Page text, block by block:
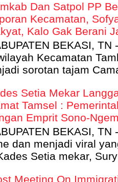
Dan Satpol PP
Kecamatan,
Kalo Gak Berani
BEKASI,
Kecamatan
sorotan tajam
Setia Mekar
Tamsel :
Emprit Sono-
BEKASI,
dan menjadi viral
Setia mekar,
Meeting On